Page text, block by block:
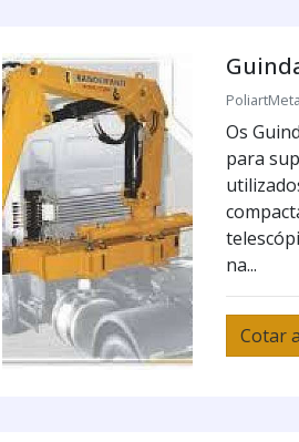
Os
para
na...
Cotar